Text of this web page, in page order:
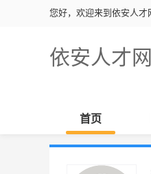
您好，欢迎来到依安人才
依安人才网
首页